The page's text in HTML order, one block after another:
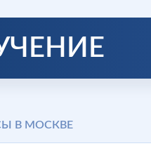
В МОСКВЕ